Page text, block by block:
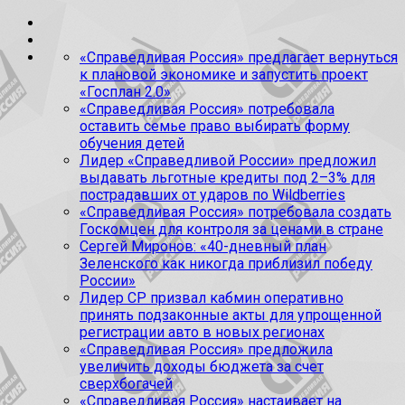
«Справедливая Россия» предлагает вернуться
к плановой экономике и запустить проект
«Госплан 2.0»
«Справедливая Россия» потребовала
оставить семье право выбирать форму
обучения детей
Лидер «Справедливой России» предложил
выдавать льготные кредиты под 2–3% для
пострадавших от ударов по Wildberries
«Справедливая Россия» потребовала создать
Госкомцен для контроля за ценами в стране
Сергей Миронов: «40-дневный план
Зеленского как никогда приблизил победу
России»
Лидер СР призвал кабмин оперативно
принять подзаконные акты для упрощенной
регистрации авто в новых регионах
«Справедливая Россия» предложила
увеличить доходы бюджета за счет
сверхбогачей
«Справедливая Россия» настаивает на